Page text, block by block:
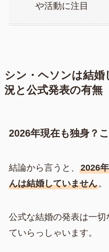
や活動に注目
シン・ヘソンは結婚
況と公式発表の有無
2026年現在も独身？
結論から言うと、 2026
んは結婚していません。
公式な結婚の発表は一
ていらっしゃいます。